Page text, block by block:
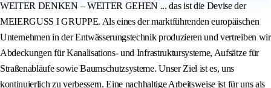
WEITER DENKEN – WEITER GEHEN ... das ist die Devise der
MEIERGUSS I GRUPPE. Als eines der marktführenden europäischen
Unternehmen in der Entwässerungstechnik produzieren und vertreiben wir
Abdeckungen für Kanalisations- und Infrastruktursysteme, Aufsätze für
Straßenabläufe sowie Baumschutzsysteme. Unser Ziel ist es, uns
kontinuierlich zu verbessern. Eine nachhaltige Arbeitsweise ist für uns als